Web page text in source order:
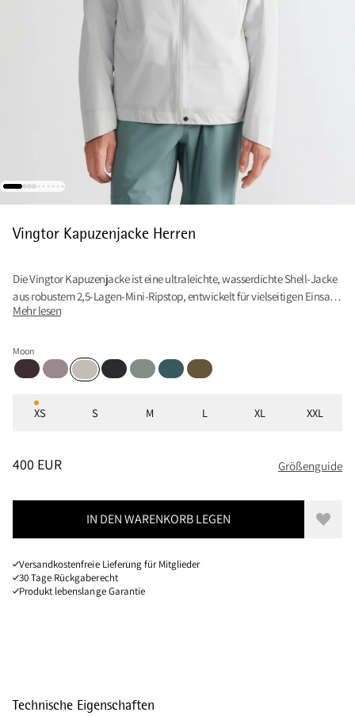
Vingtor Kapuzenjacke Herren
Die Vingtor Kapuzenjacke ist eine ultraleichte, wasserdichte Shell-Jacke
aus robustem 2,5-Lagen-Mini-Ripstop, entwickelt für vielseitigen Einsatz
am Berg.
Mehr lesen
Moon
Brown Umber
Purple Dove
MoonBlackFaded GreenDark Deep Sea
Olive
Größen
XS S M L XL XXL
PREIS: 400 EUR, REDUZIERT VON 400 EUR
400 EUR Größenguide
IN DEN WARENKORB LEGEN Zur
Versandkostenfreie Lieferung für Mitglieder
30 Tage Rückgaberecht
Produkt lebenslange Garantie
Technische Eigenschaften